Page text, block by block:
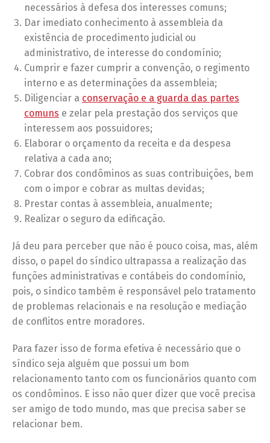
necessários à defesa dos interesses comuns;
Dar imediato conhecimento à assembleia da
existência de procedimento judicial ou
administrativo, de interesse do condomínio;
Cumprir e fazer cumprir a convenção, o regimento
interno e as determinações da assembleia;
Diligenciar a conservação e a guarda das partes
comuns e zelar pela prestação dos serviços que
interessem aos possuidores;
Elaborar o orçamento da receita e da despesa
relativa a cada ano;
Cobrar dos condôminos as suas contribuições, bem
com o impor e cobrar as multas devidas;
Prestar contas à assembleia, anualmente;
Realizar o seguro da edificação.
Já deu para perceber que não é pouco coisa, mas, além
disso, o papel do síndico ultrapassa a realização das
funções administrativas e contábeis do condomínio,
pois, o síndico também é responsável pelo tratamento
de problemas relacionais e na resolução e mediação
de conflitos entre moradores.
Para fazer isso de forma efetiva é necessário que o
síndico seja alguém que possui um bom
relacionamento tanto com os funcionários quanto com
os condôminos. E isso não quer dizer que você precisa
ser amigo de todo mundo, mas que precisa saber se
relacionar bem.